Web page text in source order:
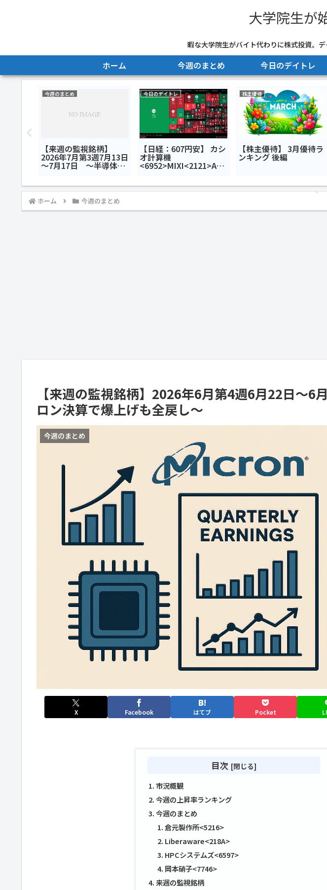
大学院生が
暇な大学院生がバイト代わりに株式投資。
ホーム 今週のまとめ 今日のデイトレ
今週のまとめ
【来週の監視銘柄】
2026年7月第3週7月13日
～7月17日 ～半導体半
今日のデイトレ
【日経：607円安】 カシ
オ計算機
<6952>MIXI<2121>Aba
株主優待
【株主優待】 3月優待ラ
ンキング 後編
ホーム 今週のまとめ
【来週の監視銘柄】2026年6月第4週6月22日～
ロン決算で爆上げも全戻し～
今週のまとめ
X Facebook はてブ Pocket
目次
市況概観
今週の上昇率ランキング
今週のまとめ
倉元製作所<5216>
Liberaware<218A>
HPCシステムズ<6597>
岡本硝子<7746>
来週の監視銘柄